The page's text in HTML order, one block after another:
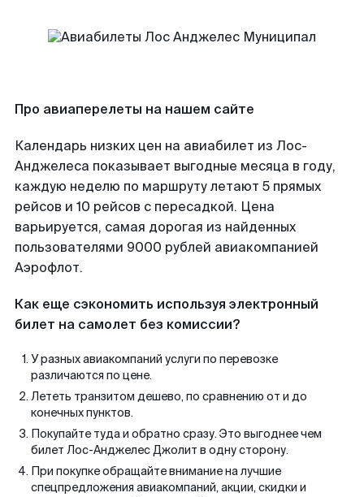
Про авиаперелеты на нашем сайте
Календарь низких цен на авиабилет из Лос-
Анджелеса показывает выгодные месяца в году,
каждую неделю по маршруту летают 5 прямых
рейсов и 10 рейсов с пересадкой. Цена
варьируется, самая дорогая из найденных
пользователями 9000 рублей авиакомпанией
Аэрофлот.
Как еще сэкономить используя электронный
билет на самолет без комиссии?
У разных авиакомпаний услуги по перевозке
различаются по цене.
Лететь транзитом дешево, по сравнению от и до
конечных пунктов.
Покупайте туда и обратно сразу. Это выгоднее чем
билет Лос-Анджелес Джолит в одну сторону.
При покупке обращайте внимание на лучшие
спецпредложения авиакомпаний, акции, скидки и